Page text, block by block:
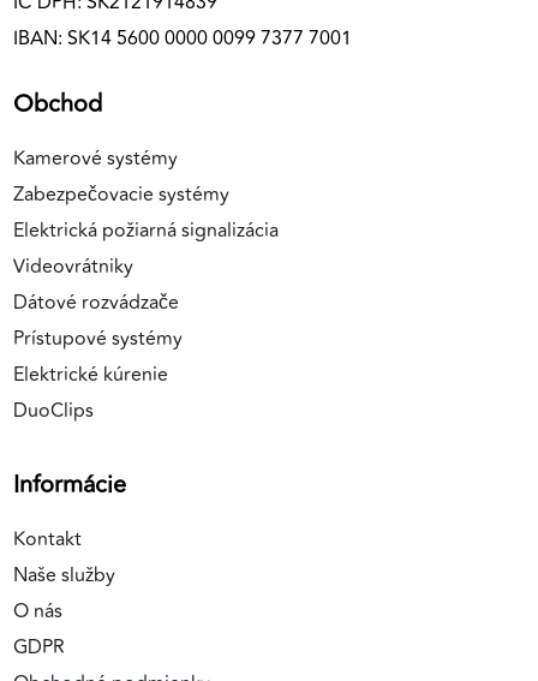
IBAN: SK14 5600 0000 0099 7377 7001
Obchod
Kamerové systémy
Zabezpečovacie systémy
Elektrická požiarná signalizácia
Videovrátniky
Dátové rozvádzače
Prístupové systémy
Elektrické kúrenie
DuoClips
Informácie
Kontakt
Naše služby
O nás
GDPR